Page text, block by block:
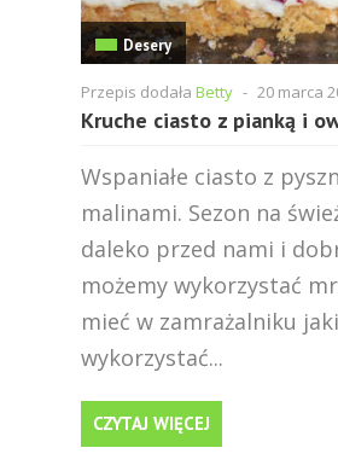
Desery
Przepis dodała Betty - 20 marca
Kruche ciasto z pianką i
Wspaniałe ciasto z
malinami. Sezon na
daleko przed nami i
możemy wykorzystać
mieć w zamrażalniku
wykorzystać...
CZYTAJ WIĘCEJ